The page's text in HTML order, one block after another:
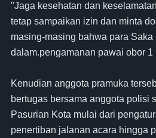
"Jaga kesehatan dan
tetap sampaikan izin dan minta
masing-masing bahwa para
dalam.pengamanan pawai obor 1
Kenudian anggota pramuka
bertugas bersama anggota polisi
Pasurian Kota mulai dari
penertiban jalanan acara hingga